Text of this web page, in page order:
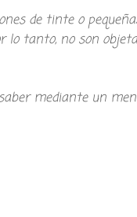
de tinte o
lo tanto, no son
mediante un